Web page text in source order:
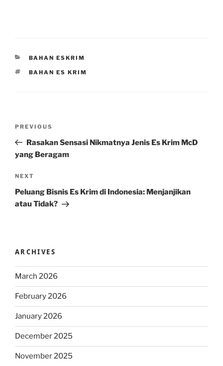
CATEGORIES
BAHAN ESKRIM
TAGS
BAHAN ES KRIM
Previous
Post
PREVIOUS
Rasakan Sensasi Nikmatnya Jenis Es Krim McD
yang Beragam
Next
Post
NEXT
Peluang Bisnis Es Krim di Indonesia: Menjanjikan
atau Tidak?
ARCHIVES
March 2026
February 2026
January 2026
December 2025
November 2025